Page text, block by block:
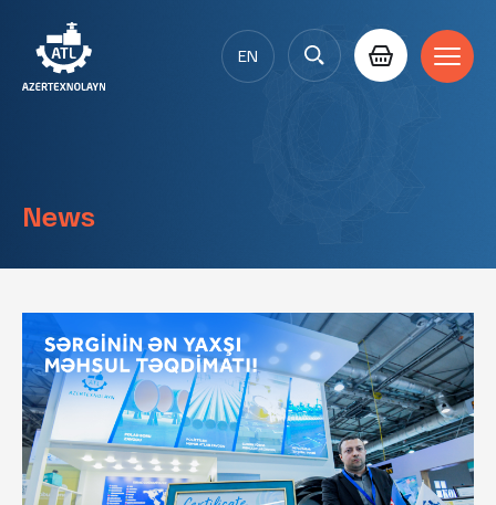
EN
News